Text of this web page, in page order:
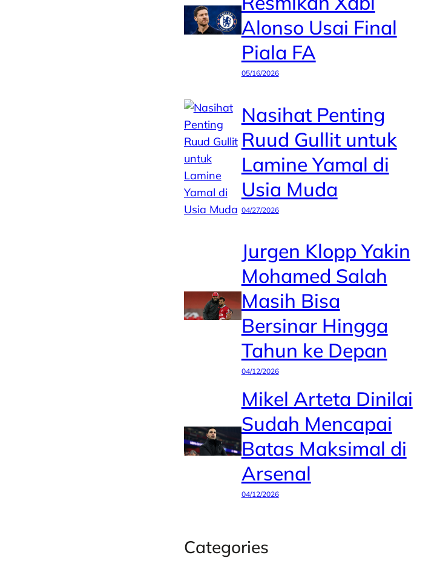
Alonso Usai Final
Piala FA
05/16/2026
Nasihat Penting
Ruud Gullit untuk
Lamine Yamal di
Usia Muda
04/27/2026
Jurgen Klopp Yakin
Mohamed Salah
Masih Bisa
Bersinar Hingga
Tahun ke Depan
04/12/2026
Mikel Arteta Dinilai
Sudah Mencapai
Batas Maksimal di
Arsenal
04/12/2026
Categories